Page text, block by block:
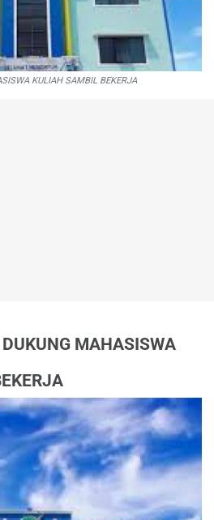
KULIAH SAMBIL BEKERJA
MAHASISWA